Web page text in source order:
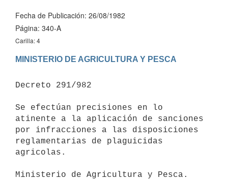
Fecha de Publicación: 26/08/1982
Página: 340-A
Carilla: 4
MINISTERIO DE AGRICULTURA Y PESCA
Decreto 291/982
Se efectúan precisiones en lo
atinente a la aplicación de sanciones
por infracciones a las disposiciones
reglamentarias de plaguicidas
agricolas.
Ministerio de Agricultura y Pesca.